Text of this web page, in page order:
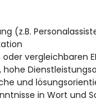
(z.B.
vergleichbaren
und
in Wort und